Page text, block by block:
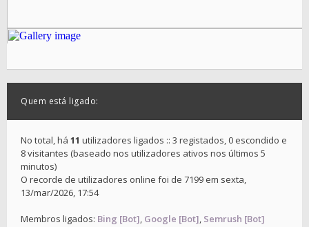
Quem está ligado:
No total, há 11 utilizadores ligados :: 3 registados, 0 escondido e
8 visitantes (baseado nos utilizadores ativos nos últimos 5
minutos)
O recorde de utilizadores online foi de 7199 em sexta,
13/mar/2026, 17:54
Membros ligados: Bing [Bot], Google [Bot], Semrush [Bot]